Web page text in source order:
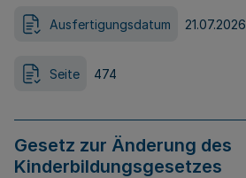
Ausfertigungsdatum 21.07.2026
Seite 474
Gesetz zur Änderung des
Kinderbildungsgesetzes